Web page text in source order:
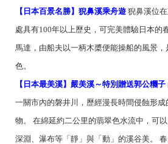
【日本百景名勝】猊鼻溪乘舟遊 猊鼻溪位
處具有100年以上歷史，可完美體驗日本的
馬達，由船夫以一柄木槳便能操船的風景
色。
【日本最美溪】嚴美溪～特別贈送郭公糰子
一關市內的磐井川，歷經漫長時間侵蝕形
物。 在綿延約二公里的翡翠色水流中，可以
深淵、瀑布等「靜」與「動」的溪谷美。